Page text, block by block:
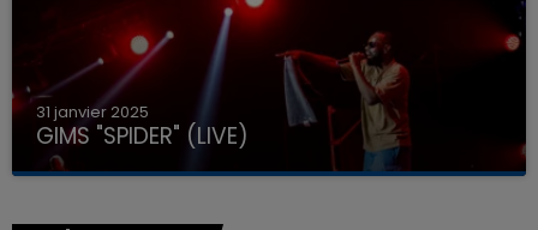
31 janvier 2025
GIMS "SPIDER" (LIVE)